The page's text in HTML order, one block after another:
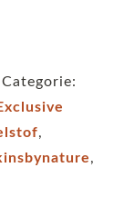
Categorie:
,
,